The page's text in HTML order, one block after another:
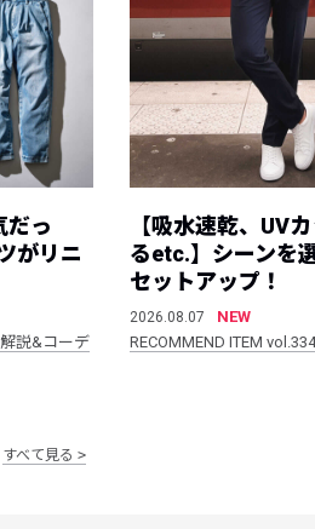
だっ
がリニ
説&コーデ
【吸水速乾、UV
るetc.】シーンを
セットアップ！
2026.08.07
NEW
RECOMMEND ITEM vol.334
すべて見る